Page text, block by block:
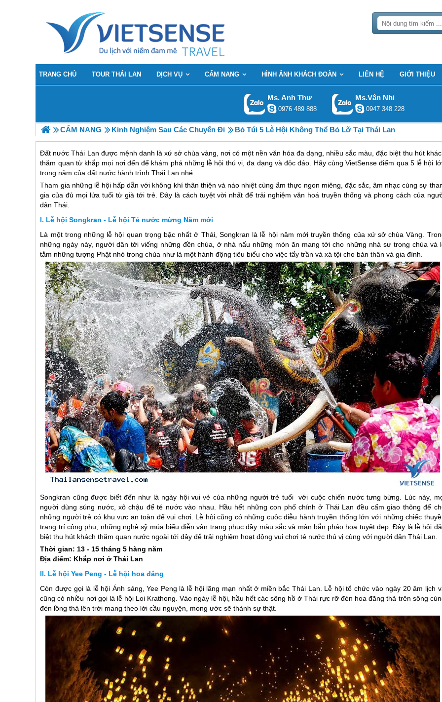
TRANG CHỦ TOUR THÁI LAN DỊCH VỤ CẨM NANG HÌNH ẢNH KHÁCH ĐOÀN LIÊN HỆ GIỚI THIỆU
Ms. Anh Thư
0976 489 888
Ms.Vân Nhi
0947 348 228
CẨM NANG Kinh Nghiệm Sau Các Chuyến Đi Bỏ Túi 5 Lễ Hội Không Thể Bỏ Lỡ Tại Thái Lan
Đất nước Thái Lan được mệnh danh là xứ sở chùa vàng, nơi có một nền văn hóa đa dạng, nhiều sắc màu, đặc biệt thu hút
thăm quan từ khắp mọi nơi đến để khám phá những lễ hội thú vị, đa dạng và độc đáo. Hãy cùng VietSense điểm qua 5 lễ hội
trong năm của đất nước hành trình Thái Lan nhé.
Tham gia những lễ hội hấp dẫn với không khí thân thiện và náo nhiệt cùng ẩm thực ngon miêng, đặc sắc, âm nhạc cùng sự
gia của đủ mọi lứa tuổi từ già tới trẻ. Đây là cách tuyệt vời nhất để trải nghiệm văn hoá truyền thống và phong cách của
dân Thái.
Lễ hội Songkran - Lễ hội Té nước mừng Năm mới
Là một trong những lễ hội quan trọng bậc nhất ở Thái, Songkran là lễ hội năm mới truyền thống của xứ sở chùa Vàng.
những ngày này, người dân tới viếng những đền chùa, ở nhà nấu những món ăn mang tới cho những nhà sư trong chùa và
tắm những tượng Phật nhỏ trong chùa như là một hành động tiêu biểu cho việc tẩy trần và xá tội cho bản thân và gia đình.
Songkran cũng được biết đến như là ngày hội vui vẻ của những người trẻ tuổi với cuộc chiến nước tưng bừng. Lúc này,
người dùng súng nước, xô chậu để té nước vào nhau. Hầu hết những con phố chính ở Thái Lan đều cấm giao thông để
những người trẻ có khu vực an toàn để vui chơi. Lễ hội cũng có những cuộc diễu hành truyền thống lớn với những chiếc
trang trí công phu, những nghệ sỹ múa biểu diễn vận trang phục đầy màu sắc và màn bắn pháo hoa tuyệt đẹp. Đây là lễ hội
biệt thu hút khách thăm quan nước ngoài tới đây để trải nghiệm hoạt động vui chơi té nước thú vị cùng với người dânThái Lan.
Thời gian: 13 - 15 tháng 5 hàng năm
Địa điểm: Khắp nơi ởThái Lan
Lễ hội Yee Peng - Lễ hội hoa đăng
Còn được gọi là lễ hội Ánh sáng, Yee Peng là lễ hội lãng mạn nhất ở miền bắc Thái Lan. Lễ hội tổ chức vào ngày 20 âm lịch
cũng có nhiều nơi gọi là lễ hội Loi Krathong. Vào ngày lễ hội, hầu hết các sông hồ ở Thái rực rỡ đèn hoa đăng thả trên sông
đèn lồng thả lên trời mang theo lời cầu nguyện, mong ước sẽ thành sự thật.